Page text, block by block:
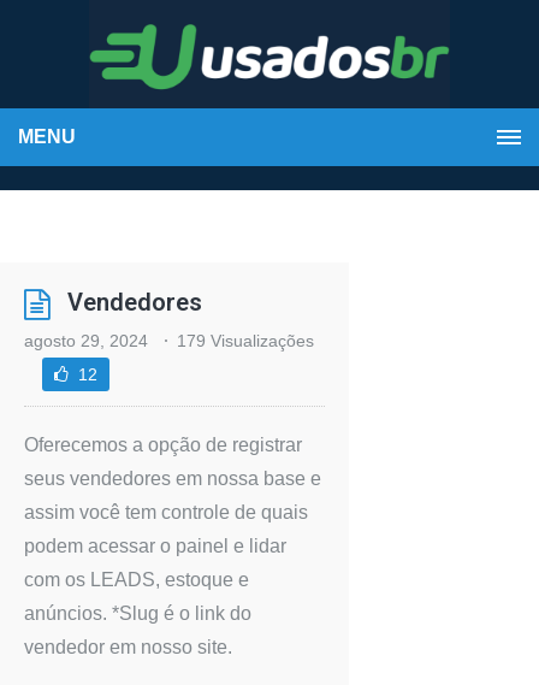
MENU
Vendedores
agosto 29, 2024
179 Visualizações
12
Oferecemos a opção de registrar
seus vendedores em nossa base e
assim você tem controle de quais
podem acessar o painel e lidar
com os LEADS, estoque e
anúncios. *Slug é o link do
vendedor em nosso site.